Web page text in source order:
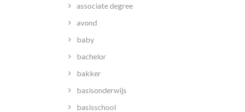
associate degree
avond
baby
bachelor
bakker
basisonderwijs
basisschool